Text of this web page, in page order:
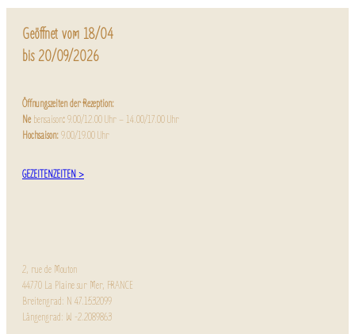
Geöffnet vom 18/04
bis 20/09/2026
Öffnungszeiten der Rezeption:
Ne bensaison:9.00/12.00 Uhr – 14.00/17.00 Uhr
Hochsaison:9.00/19.00 Uhr
GEZEITENZEITEN >
2, rue de Mouton
44770 La Plaine sur Mer, FRANCE
Breitengrad: N 47.1532099
Längengrad: W -2.2089863